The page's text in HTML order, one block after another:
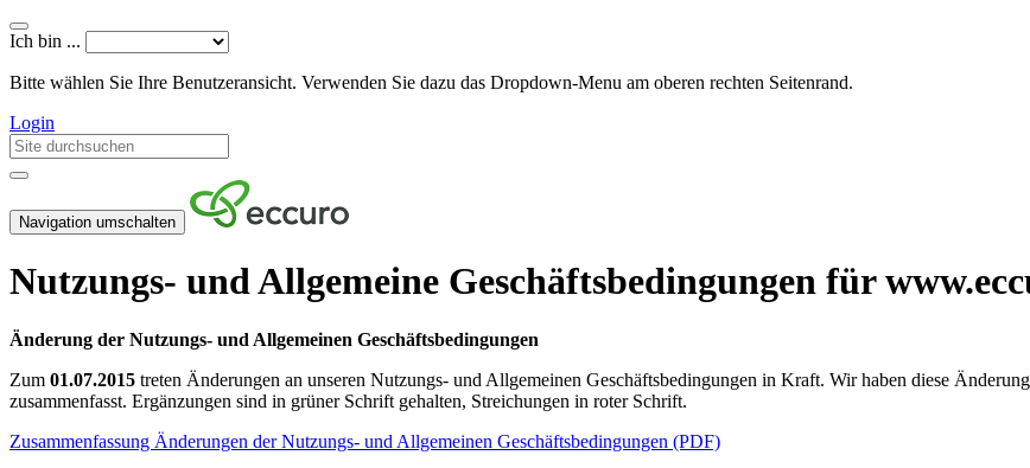
Ich bin ...
Bitte wählen Sie Ihre Benutzeransicht. Verwenden Sie dazu das Dropdown-Menu am oberen rechten Seitenrand.
Login
Navigation umschalten
Nutzungs- und Allgemeine Geschäftsbedingungen für
Änderung der Nutzungs- und Allgemeinen Geschäftsbedingungen
Zum 01.07.2015 treten Änderungen an unseren Nutzungs- und Allgemeinen Geschäftsbedingungen in Kraft. Wir haben diese
zusammenfasst. Ergänzungen sind in grüner Schrift gehalten, Streichungen in roter Schrift.
Zusammenfassung Änderungen der Nutzungs- und Allgemeinen Geschäftsbedingungen (PDF)